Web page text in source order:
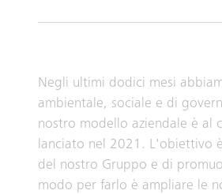
Negli ultimi dodici mesi
ambientale, sociale e di
nostro modello aziendale è al
lanciato nel 2021. L'obiettivo
del nostro Gruppo e di
modo per farlo è ampliare le